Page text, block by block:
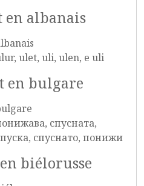
en albanais
ulet, uli, ulen, e uli
en bulgare
спусната,
спуснато, понижи
biélorusse